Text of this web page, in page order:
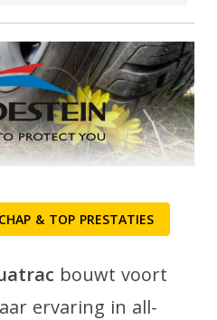
& TOP PRESTATIES
bouwt voort
ervaring in all-